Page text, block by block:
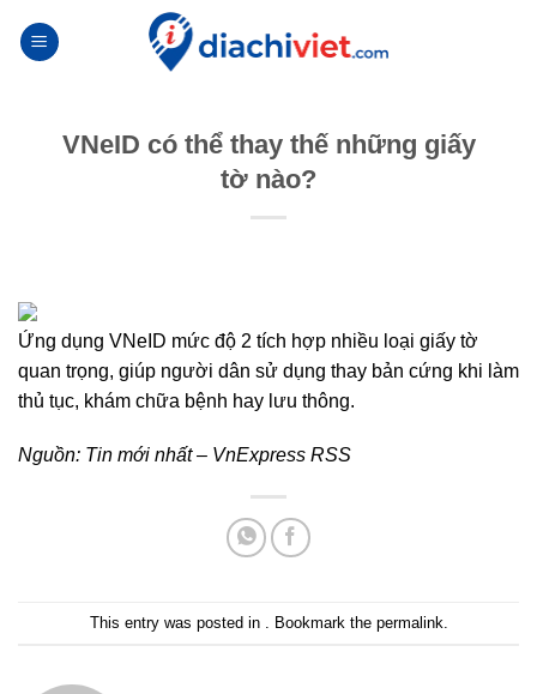
VNeID có thể thay thế những giấy
tờ nào?
Ứng dụng VNeID mức độ 2 tích hợp nhiều loại giấy tờ
quan trọng, giúp người dân sử dụng thay bản cứng khi làm
thủ tục, khám chữa bệnh hay lưu thông.
Nguồn: Tin mới nhất – VnExpress RSS
This entry was posted in . Bookmark the permalink